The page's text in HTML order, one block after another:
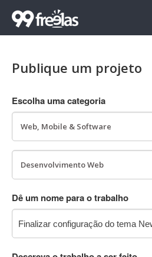
Publique um projeto
Escolha uma categoria
Dê um nome para o trabalho